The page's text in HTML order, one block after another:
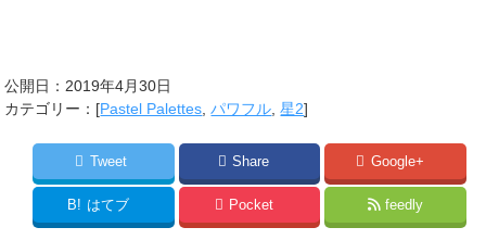
公開日： 2019年4月30日
カテゴリー：[Pastel Palettes ,パワフル ,星2]
Tweet Share Google+
B! はてブ Pocket feedly